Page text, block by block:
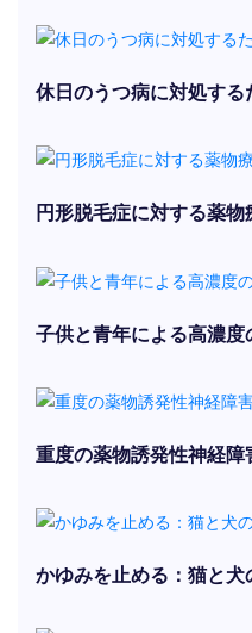
休日のうつ病に対処する
円形脱毛症に対する薬物
子供と青年による高濃
重度の薬物誘発性神経障
かゆみを止める：猫と